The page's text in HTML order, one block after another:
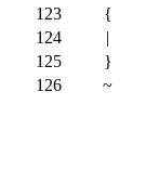
123
{
124
|
125
}
126
~